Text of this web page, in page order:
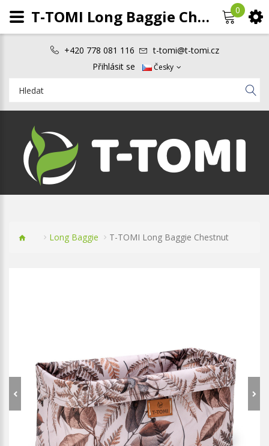
+420 778 081 116
t-tomi@t-tomi.cz
Přihlásit se
Česky
0
Long Baggie T-TOMI Long Baggie Chestnut
T-TOMI Long Baggie Chestnut